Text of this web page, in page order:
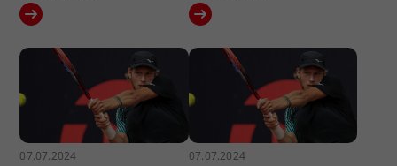
07.07.2024 07.07.2024